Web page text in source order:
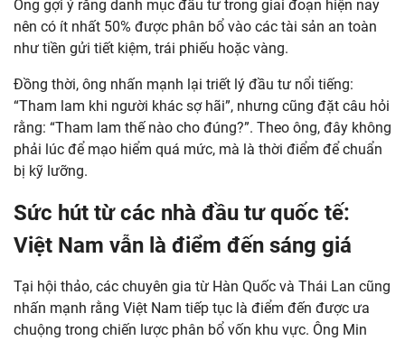
Ông gợi ý rằng danh mục đầu tư trong giai đoạn hiện nay
nên có ít nhất 50% được phân bổ vào các tài sản an toàn
như tiền gửi tiết kiệm, trái phiếu hoặc vàng.
Đồng thời, ông nhấn mạnh lại triết lý đầu tư nổi tiếng:
“Tham lam khi người khác sợ hãi”, nhưng cũng đặt câu hỏi
rằng: “Tham lam thế nào cho đúng?”. Theo ông, đây không
phải lúc để mạo hiểm quá mức, mà là thời điểm để chuẩn
bị kỹ lưỡng.
Sức hút từ các nhà đầu tư quốc tế:
Việt Nam vẫn là điểm đến sáng giá
Tại hội thảo, các chuyên gia từ Hàn Quốc và Thái Lan cũng
nhấn mạnh rằng Việt Nam tiếp tục là điểm đến được ưa
chuộng trong chiến lược phân bổ vốn khu vực. Ông Min